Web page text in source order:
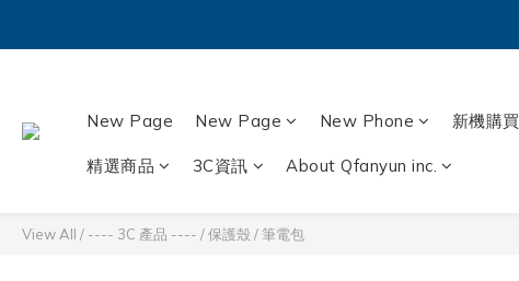
New Page New Page New Phone 新機購買
精選商品 3C資訊 About Qfanyun inc.
View All / ---- 3C 產品 ---- /保護殼 /筆電包